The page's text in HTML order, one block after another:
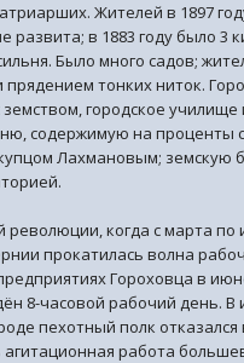
Жителей в 1897
развита; в 1883 году было 3
Было много садов;
прядением тонких ниток.
городское училище
содержимую на проценты
Лахмановым; земскую
революции, когда с марта по
прокатилась волна
Гороховца в
8-часовой рабочий день. В
пехотный полк отказался
работа